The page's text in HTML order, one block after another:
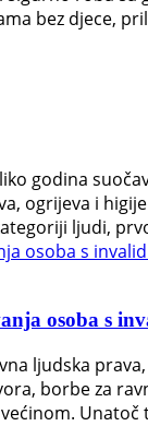
bez djece,
godina
ogrijeva i
ljudi,
osoba s
ljudska
borbe za